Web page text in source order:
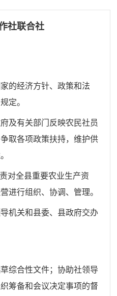
社联合社
的经济方针、政策和法
定。
及有关部门反映农民社员
取各项政策扶持，维护供
对全县重要农业生产资
进行组织、协调、管理。
机关和县委、县政府交办
综合性文件；协助社领导
筹备和会议决定事项的督